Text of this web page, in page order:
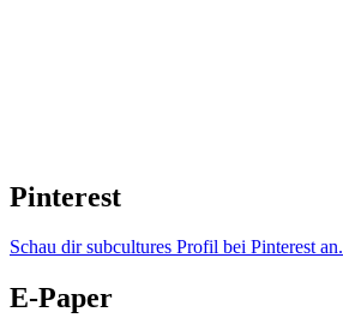
Pinterest
Schau dir subcultures Profil bei Pinterest an.
E-Paper